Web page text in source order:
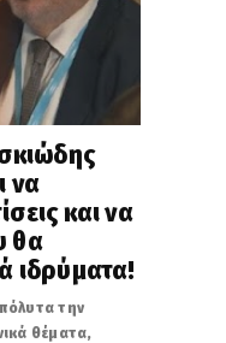
να
και να
θα
ιδρύματα!
την
θέματα,